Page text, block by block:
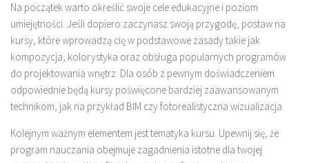
Na początek warto określić swoje cele edukacyjne i poziom
umiejętności. Jeśli dopiero zaczynasz swoją przygodę, postaw na
kursy, które wprowadzą cię w podstawowe zasady takie jak
kompozycja, kolorystyka oraz obsługa popularnych programów
do projektowania wnętrz. Dla osób z pewnym doświadczeniem
odpowiednie będą kursy poświęcone bardziej zaawansowanym
technikom, jak na przykład BIM czy fotorealistyczna wizualizacja.
Kolejnym ważnym elementem jest tematyka kursu. Upewnij się, że
program nauczania obejmuje zagadnienia istotne dla twojej